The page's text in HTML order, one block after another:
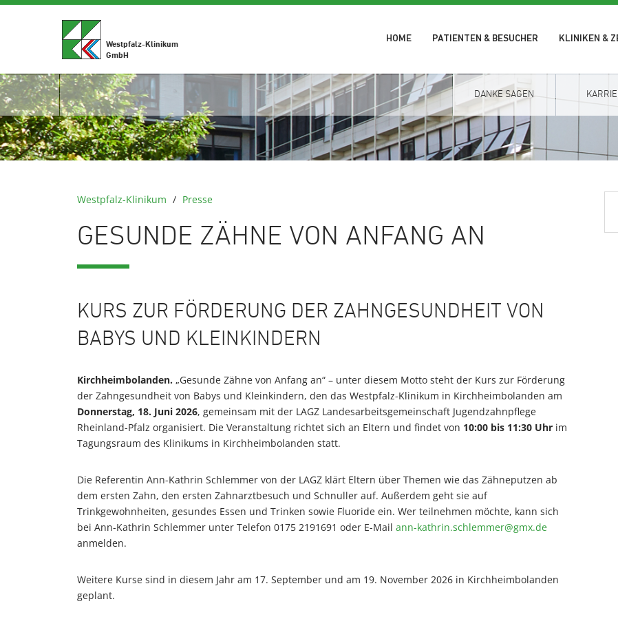
Westpfalz-Klinikum
GmbH
HOME PATIENTEN & BESUCHER KLINIKEN &
DANKE SAGEN
Westpfalz-Klinikum / Presse
GESUNDE ZÄHNE VON ANFANG AN
KURS ZUR FÖRDERUNG DER ZAHNGESUNDHEIT VON
BABYS UND KLEINKINDERN
Kirchheimbolanden. „Gesunde Zähne von Anfang an“ – unter diesem Motto steht der Kurs zur Förderung
der Zahngesundheit von Babys und Kleinkindern, den das Westpfalz-Klinikum in Kirchheimbolanden am
Donnerstag, 18. Juni 2026, gemeinsam mit der LAGZ Landesarbeitsgemeinschaft Jugendzahnpflege
Rheinland-Pfalz organisiert. Die Veranstaltung richtet sich an Eltern und findet von 10:00 bis 11:30 Uhr im
Tagungsraum des Klinikums in Kirchheimbolanden statt.
Die Referentin Ann-Kathrin Schlemmer von der LAGZ klärt Eltern über Themen wie das Zähneputzen ab
dem ersten Zahn, den ersten Zahnarztbesuch und Schnuller auf. Außerdem geht sie auf
Trinkgewohnheiten, gesundes Essen und Trinken sowie Fluoride ein. Wer teilnehmen möchte, kann sich
bei Ann-Kathrin Schlemmer unter Telefon 0175 2191691 oder E-Mail ann-kathrin.schlemmer@gmx.de
anmelden.
Weitere Kurse sind in diesem Jahr am 17. September und am 19. November 2026 in Kirchheimbolanden
geplant.